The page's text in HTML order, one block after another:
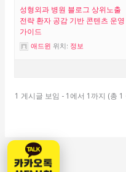
성형외과 병원 블로그 상위노출
전략 환자 공감 기반 콘텐츠 운영
가이드
애드윈 위치: 정보
1 게시글 보임 - 1에서 1까지 (총 1